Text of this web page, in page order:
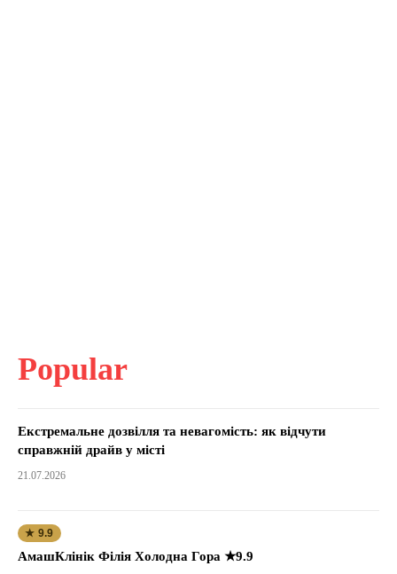
Popular
Екстремальне дозвілля та невагомість: як відчути
справжній драйв у місті
21.07.2026
★ 9.9
АмашКлінік Філія Холодна Гора ★9.9